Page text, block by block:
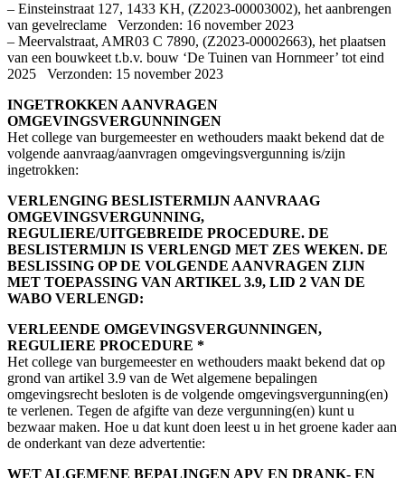
– Einsteinstraat 127, 1433 KH, (Z2023-00003002), het aanbrengen
van gevelreclame Verzonden: 16 november 2023
– Meervalstraat, AMR03 C 7890, (Z2023-00002663), het plaatsen
van een bouwkeet t.b.v. bouw ‘De Tuinen van Hornmeer’ tot eind
2025 Verzonden: 15 november 2023
INGETROKKEN AANVRAGEN
OMGEVINGSVERGUNNINGEN
Het college van burgemeester en wethouders maakt bekend dat de
volgende aanvraag/aanvragen omgevingsvergunning is/zijn
ingetrokken:
VERLENGING BESLISTERMIJN AANVRAAG
OMGEVINGSVERGUNNING,
REGULIERE/UITGEBREIDE PROCEDURE. DE
BESLISTERMIJN IS VERLENGD MET ZES WEKEN. DE
BESLISSING OP DE VOLGENDE AANVRAGEN ZIJN
MET TOEPASSING VAN ARTIKEL 3.9, LID 2 VAN DE
WABO VERLENGD:
VERLEENDE OMGEVINGSVERGUNNINGEN,
REGULIERE PROCEDURE *
Het college van burgemeester en wethouders maakt bekend dat op
grond van artikel 3.9 van de Wet algemene bepalingen
omgevingsrecht besloten is de volgende omgevingsvergunning(en)
te verlenen. Tegen de afgifte van deze vergunning(en) kunt u
bezwaar maken. Hoe u dat kunt doen leest u in het groene kader aan
de onderkant van deze advertentie:
WET ALGEMENE BEPALINGEN APV EN DRANK- EN